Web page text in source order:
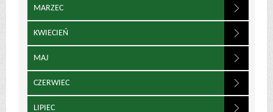
MARZEC
KWIECIEŃ
MAJ
CZERWIEC
LIPIEC